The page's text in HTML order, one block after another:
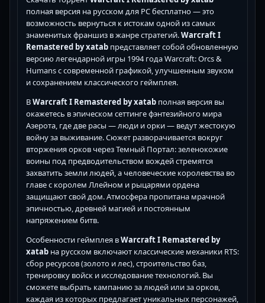
полная версия на русском для PC бесплатно — это
возможность вернуться к истокам одной из самых
знаменитых франшиз в жанре стратегий.Warcraft I
Remastered by xatab представляет собой обновленную
версию легендарной игры 1994 года Warcraft: Orcs &
Humans с современной графикой, улучшенным звуком
и сохранением классического геймплея.
ВWarcraft I Remastered by xatab полная версия вы
окажетесь в эпическом сеттинге фэнтезийного мира
Азерота, где две расы — люди и орки — ведут жестокую
войну за выживание. Сюжет разворачивается вокруг
вторжения орков через Темный Портал: зеленокожие
воины под предводительством вождей стремятся
захватить земли людей, а человеческие королевства во
главе с королем Ллейном и рыцарями ордена
защищают свой дом. Атмосфера пропитана мрачной
эпичностью, древней магией и постоянным
напряжением битв.
Особенности геймплея вWarcraft I Remastered by
xatab на русском включают классические механики RTS:
сбор ресурсов (золото и лес), строительство баз,
тренировку войск и исследование технологий. Вы
сможете выбрать кампанию за людей или за орков,
каждая из которых предлагает уникальных персонажей,